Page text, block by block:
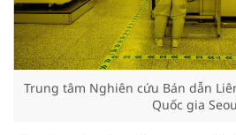
Trung tâm Nghiên cứu Bán dẫn
Quốc gia